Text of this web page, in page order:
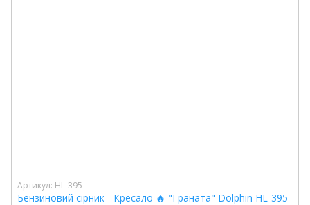
Артикул: HL-395
Бензиновий сірник - Кресало 🔥 "Граната" Dolphin HL-395